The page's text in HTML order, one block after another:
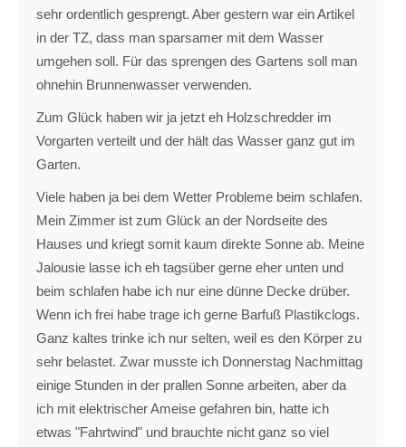
sehr ordentlich gesprengt. Aber gestern war ein Artikel
in der TZ, dass man sparsamer mit dem Wasser
umgehen soll. Für das sprengen des Gartens soll man
ohnehin Brunnenwasser verwenden.
Zum Glück haben wir ja jetzt eh Holzschredder im
Vorgarten verteilt und der hält das Wasser ganz gut im
Garten.
Viele haben ja bei dem Wetter Probleme beim schlafen.
Mein Zimmer ist zum Glück an der Nordseite des
Hauses und kriegt somit kaum direkte Sonne ab. Meine
Jalousie lasse ich eh tagsüber gerne eher unten und
beim schlafen habe ich nur eine dünne Decke drüber.
Wenn ich frei habe trage ich gerne Barfuß Plastikclogs.
Ganz kaltes trinke ich nur selten, weil es den Körper zu
sehr belastet. Zwar musste ich Donnerstag Nachmittag
einige Stunden in der prallen Sonne arbeiten, aber da
ich mit elektrischer Ameise gefahren bin, hatte ich
etwas "Fahrtwind" und brauchte nicht ganz so viel